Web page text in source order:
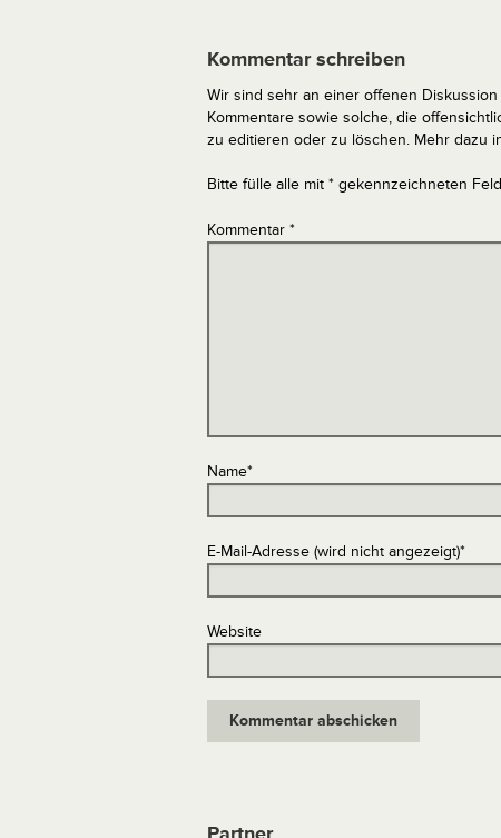
Kommentar schreiben
Wir sind sehr an einer offenen
Kommentare sowie solche, die
zu editieren oder zu löschen. Mehr dazu
Bitte fülle alle mit * gekennzeichneten
Kommentar *
Name*
E-Mail-Adresse (wird nicht angezeigt)*
Website